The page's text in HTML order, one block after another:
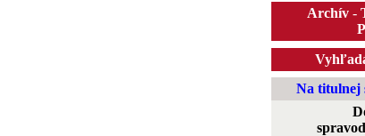
Archív -
Na titulnej